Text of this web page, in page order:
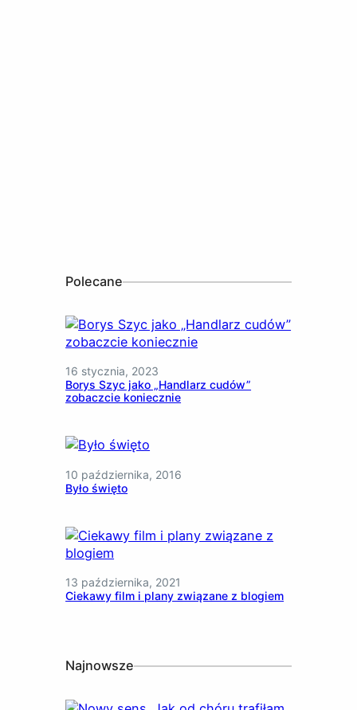
Polecane
16 stycznia, 2023
Borys Szyc jako „Handlarz cudów”
zobaczcie koniecznie
10 października, 2016
Było święto
13 października, 2021
Ciekawy film i plany związane z blogiem
Najnowsze